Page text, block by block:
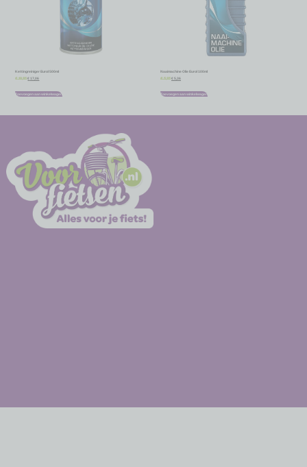
Kettingreiniger Eurol 500ml
€ 18,95 € 17,06
Toevoegen aan winkelwagen
Naaimachine Olie Eurol 100ml
€ € 5,36
Toevoegen aan winkelwagen